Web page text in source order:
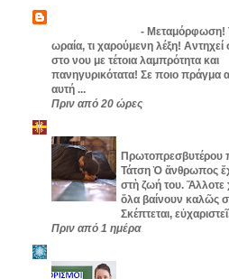
ΜΕΤΑΜΟΡΦΩΣΗ-Μεταμόρφωση!
ωραία, τι χαρούμενη λέξη!
στο νου με τέτοια λαμπρότητα και
πανηγυρικότατα! Σε ποιο πράγμα
αυτή ...
Πριν από 20 ώρες
Αἱ εὐεργετικαί
Πρωτοπρεσβυτέρου
Τάτση Ὁ ἄνθρωπος
στὴ ζωή του. Ἄλλοτε
ὅλα βαίνουν καλῶς
Σκέπτεται,
Πριν από 1 ημέρα